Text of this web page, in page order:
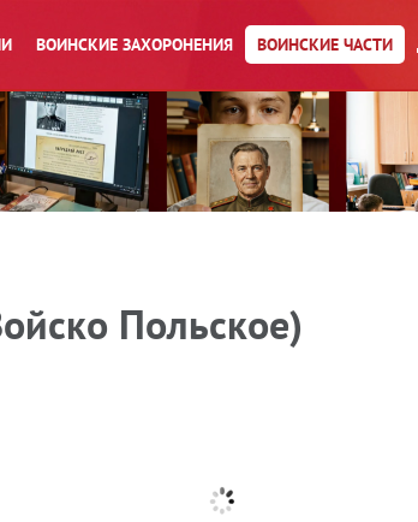
ВОИНСКИЕ ЗАХОРОНЕНИЯ ВОИНСКИЕ ЧАСТИ
Польское)